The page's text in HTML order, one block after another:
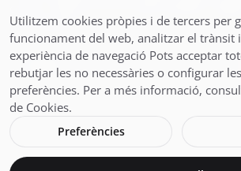
que importa.
Utilitzem cookies pròpies i de tercers per
funcionament del web, analitzar el trànsit
experiència de navegació Pots acceptar
rebutjar les no necessàries o configurar
preferències. Per a més informació,
de Cookies.
Preferències